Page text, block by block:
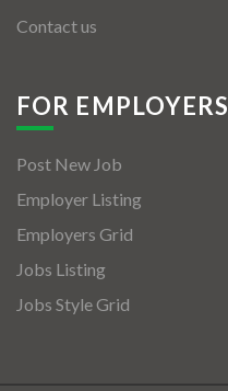
Contact us
FOR EMPLOYERS
Post New Job
Employer Listing
Employers Grid
Jobs Listing
Jobs Style Grid